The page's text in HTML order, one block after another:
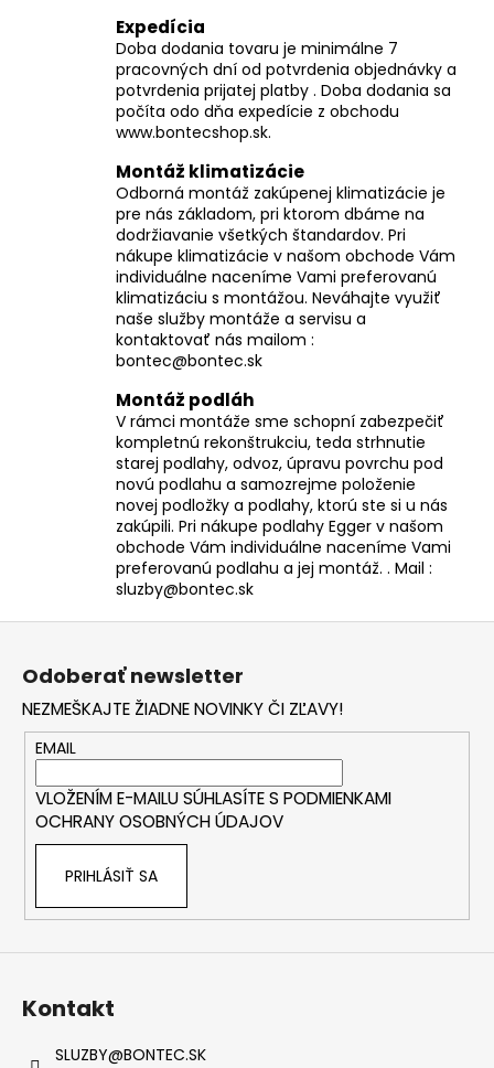
u
Expedícia
Doba dodania tovaru je minimálne 7
pracovných dní od potvrdenia objednávky a
potvrdenia prijatej platby . Doba dodania sa
počíta odo dňa expedície z obchodu
www.bontecshop.sk.
Montáž klimatizácie
Odborná montáž zakúpenej klimatizácie je
pre nás základom, pri ktorom dbáme na
dodržiavanie všetkých štandardov. Pri
nákupe klimatizácie v našom obchode Vám
individuálne naceníme Vami preferovanú
klimatizáciu s montážou. Neváhajte využiť
naše služby montáže a servisu a
kontaktovať nás mailom :
bontec@bontec.sk
Montáž podláh
V rámci montáže sme schopní zabezpečiť
kompletnú rekonštrukciu, teda strhnutie
starej podlahy, odvoz, úpravu povrchu pod
novú podlahu a samozrejme položenie
novej podložky a podlahy, ktorú ste si u nás
zakúpili. Pri nákupe podlahy Egger v našom
obchode Vám individuálne naceníme Vami
preferovanú podlahu a jej montáž. . Mail :
sluzby@bontec.sk
Z
Odoberať newsletter
NEZMEŠKAJTE ŽIADNE NOVINKY ČI ZĽAVY!
EMAIL
VLOŽENÍM E-MAILU SÚHLASÍTE S PODMIENKAMI
OCHRANY OSOBNÝCH ÚDAJOV
PRIHLÁSIŤ SA
Kontakt
SLUZBY@BONTEC.SK